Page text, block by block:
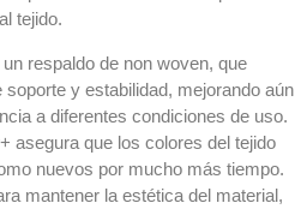
tejido.
respaldo de non woven, que
y estabilidad, mejorando aún
a diferentes condiciones de uso.
asegura que los colores del tejido
nuevos por mucho más tiempo.
mantener la estética del material,